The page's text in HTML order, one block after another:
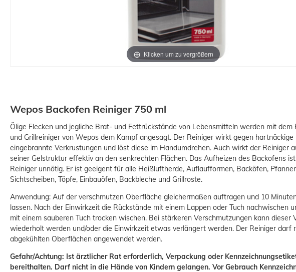
Klicken um zu vergrößern
Wepos Backofen Reiniger 750 ml
Ölige Flecken und jegliche Brat- und Fettrückstände von Lebensmitteln werden mit dem
und Grillreiniger von Wepos dem Kampf angesagt. Der Reiniger wirkt gegen hartnäckige
eingebrannte Verkrustungen und löst diese im Handumdrehen. Auch wirkt der Reiniger
seiner Gelstruktur effektiv an den senkrechten Flächen. Das Aufheizen des Backofens
Reiniger unnötig. Er ist geeigent für alle Heißluftherde, Auflaufformen, Backöfen,
Sichtscheiben, Töpfe, Einbauöfen, Backbleche und Grillroste.
Anwendung: Auf der verschmutzen Oberfläche gleichermaßen auftragen und 10
lassen. Nach der Einwirkzeit die Rückstände mit einem Lappen oder Tuch nachwischen
mit einem sauberen Tuch trocken wischen. Bei stärkeren Verschmutzungen kann dieser
wiederholt werden und/oder die Einwirkzeit etwas verlängert werden. Der Reiniger darf
abgekühlten Oberflächen angewendet werden.
Gefahr/Achtung: Ist ärztlicher Rat erforderlich, Verpackung oder
bereithalten. Darf nicht in die Hände von Kindern gelangen. Vor Gebrauch